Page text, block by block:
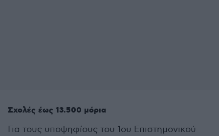
Σχολές έως 13.500 μόρια
Για τους υποψηφίους του 1ου Επιστημονικού